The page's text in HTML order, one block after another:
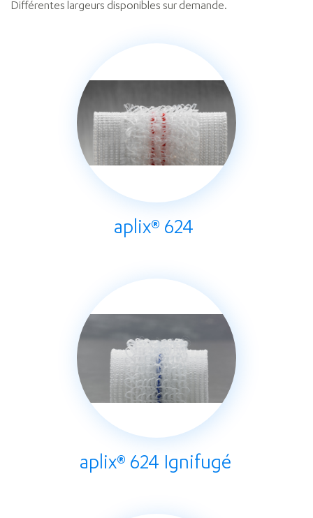
Différentes largeurs disponibles sur demande.
aplix® 624
aplix® 624 Ignifugé